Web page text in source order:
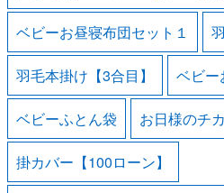
ベビーお昼寝布団セット１
羽毛本掛け【3合目】 ベビー
ベビーふとん袋 お日様のチ
掛カバー【100ローン】